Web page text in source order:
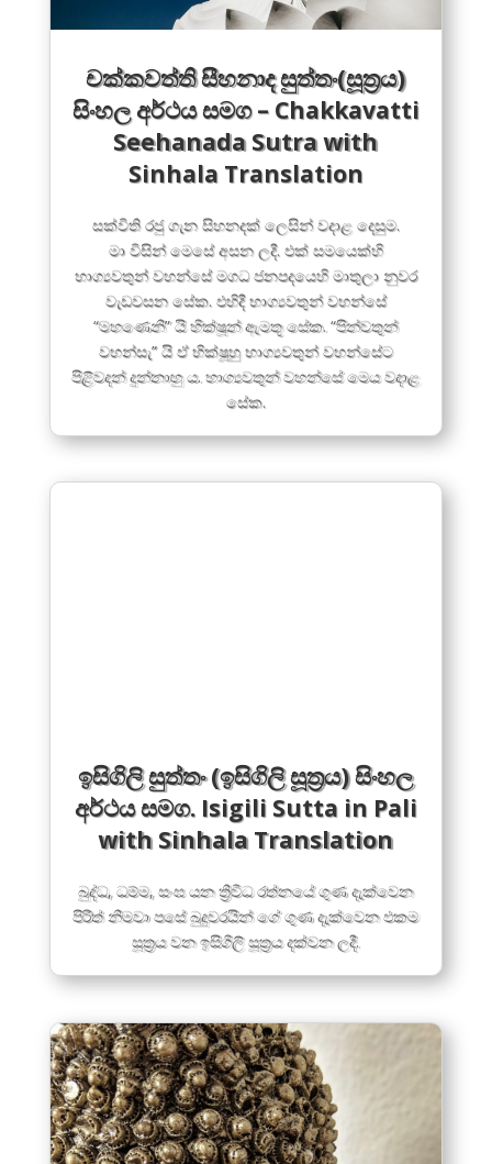
චක්කවත්ති සීහනාද සුත්තං(සූත්‍රය)
සිංහල අර්ථය සම​ග – Chakkavatti
Seehanada Sutra with
Sinhala Translation
සක්විති රජු ගැන සිහනදක් ලෙසින් වදාළ දෙසු​ම.
මා විසින් මෙසේ අසන ලදී. එක් සමයෙක්හි
භාග්‍යවතුන් වහන්සේ මගධ ජනපදයෙහි මාතුලා නුවර
වැඩවසන සේක. එහිදී භාග්‍යවතුන් වහන්සේ
“මහණෙනි” යි භික්ෂූන් ඇමතූ සේක. “පින්වතුන්
වහන්සැ” යි ඒ භික්ෂූහු භාග්‍යවතුන් වහන්සේට
පිළිවදන් දුන්නාහු ය. භාග්‍යවතුන් වහන්සේ මෙය වදාළ
සේක.
ඉසිගි​ලි සුත්තං (ඉසිගි​ලි සූත්‍රය) සිංහල
අර්ථය සමග. Isigili Sutta in Pali
with Sinhala Translation
බුද්ධ, ධම්ම, සංඝ යන ත්‍රිවිධ රත්නයේ ගුණ දැක්වෙන
පිරිත් නිමවා පසේ බුදුවරයින් ගේ ගුණ දැක්වෙන එකම
සූත්‍රය වන ඉසිගිලි සූත්‍රය දක්වන ලදී.